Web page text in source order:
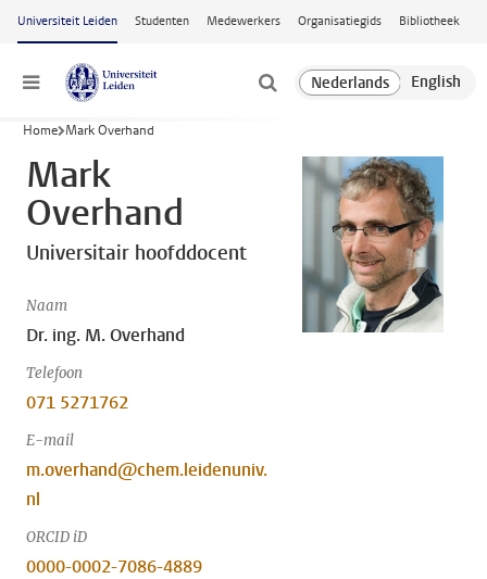
Ga naar hoofdinhoud
Universiteit Leiden Studenten Medewerkers Organisatiegids Bibliotheek
Menu
Home Mark Overhand
Mark
Overhand
Universitair hoofddocent
Naam
Dr. ing. M. Overhand
Telefoon
071 5271762
E-mail
m.overhand@chem.leidenuniv.
nl
ORCID iD
0000-0002-7086-4889